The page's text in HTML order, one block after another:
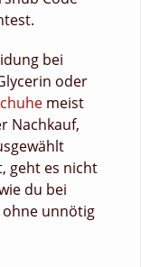
bei
oder
meist
Nachkauf,
geht es nicht
du bei
unnötig